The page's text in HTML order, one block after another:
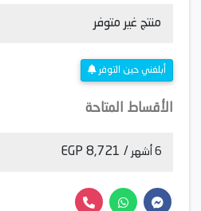
منتج غير متوفر
أبلغني حين التوفر
الأقساط المتاحة
6 أشهر / 8,721 EGP